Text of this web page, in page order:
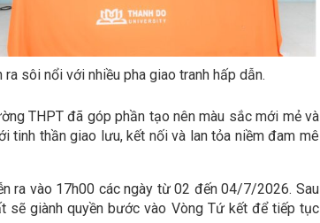
sôi nổi với nhiều pha giao tranh hấp dẫn.
THPT đã góp phần tạo nên màu sắc mới mẻ và
tinh thần giao lưu, kết nối và lan tỏa niềm đam mê
ra vào 17h00 các ngày từ 02 đến 04/7/2026. Sau
sẽ giành quyền bước vào Vòng Tứ kết để tiếp tục